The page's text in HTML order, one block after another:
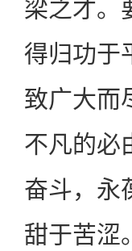
梁之才。
得归功于
致广大而
不凡的必
奋斗，永
甜于苦涩